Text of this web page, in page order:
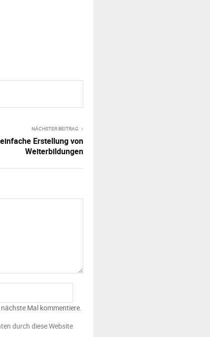
NÄCHSTER BEITRAG
Erstellung von
Weiterbildungen
Mal kommentiere.
durch diese Website